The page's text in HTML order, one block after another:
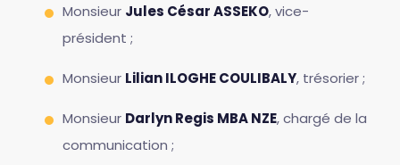
Monsieur Jules César ASSEKO, vice-
président ;
Monsieur Lilian ILOGHE COULIBALY, trésorier ;
Monsieur Darlyn Regis MBA NZE, chargé de la
communication ;